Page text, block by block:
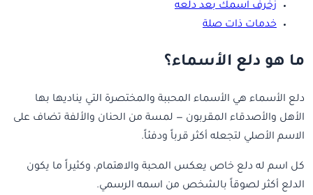
زخرف اسمك بعد دلعه
خدمات ذات صلة
ما هو دلع الأسماء؟
دلع الأسماء هي الأسماء المحببة والمختصرة التي يناديها بها
الأهل والأصدقاء المقربون — لمسة من الحنان والألفة تضاف على
الاسم الأصلي لتجعله أكثر قرباً ودفئاً.
كل اسم له دلع خاص يعكس المحبة والاهتمام، وكثيراً ما يكون
الدلع أكثر لصوقاً بالشخص من اسمه الرسمي.